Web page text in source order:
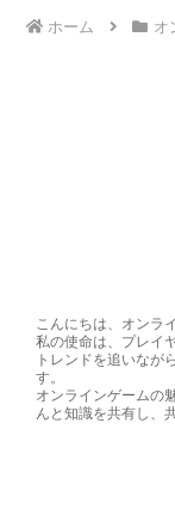
ホーム オ
こんにちは、オンラ
私の使命は、プレイ
トレンドを追いなが
す。
オンラインゲームの
んと知識を共有し、